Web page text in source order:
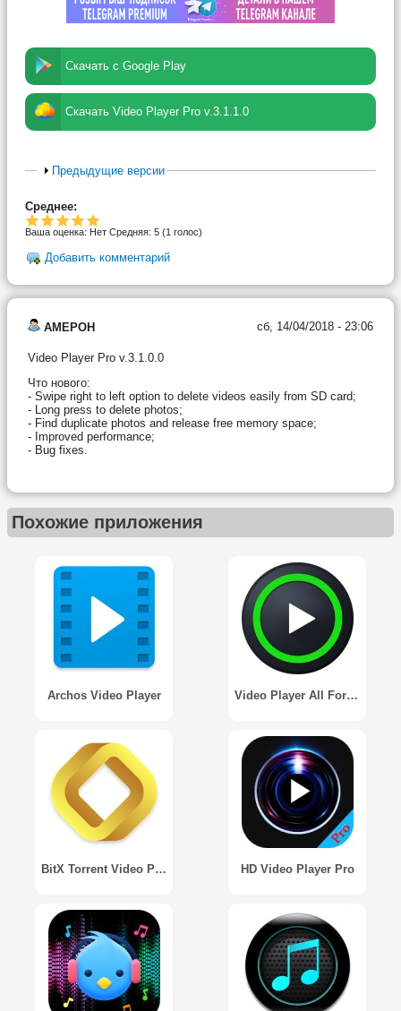
Скачать с Google Play
Скачать Video Player Pro v.3.1.1.0
Предыдущие версии
Среднее:
Ваша оценка: Нет Средняя: 5 (1 голос)
Добавить комментарий
AMEPOH сб, 14/04/2018 - 23:06
Video Player Pro v.3.1.0.0
Что нового:
- Swipe right to left option to delete videos easily from SD card;
- Long press to delete photos;
- Find duplicate photos and release free memory space;
- Improved performance;
- Bug fixes.
Похожие приложения
Archos Video Player Video Player All Format
BitX Torrent Video Player Pro HD Video Player Pro